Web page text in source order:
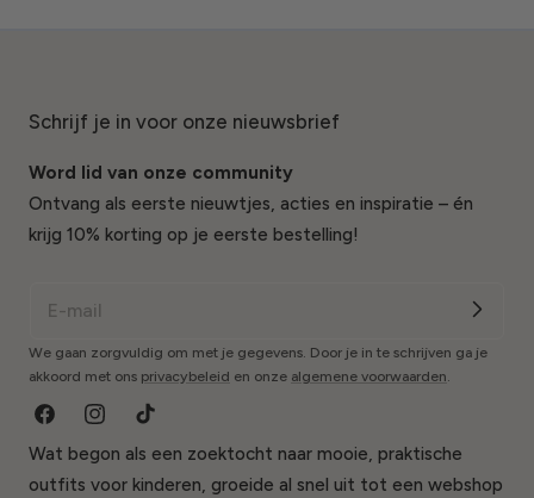
Wat begon als een zoektocht naar mooie, praktische
outfits voor kinderen, groeide al snel uit tot een webshop
Schrijf je in voor onze nieuwsbrief
Word lid van onze community
Ontvang als eerste nieuwtjes, acties en inspiratie – én
krijg 10% korting op je eerste bestelling!
We gaan zorgvuldig om met je gegevens. Door je in te schrijven ga je
akkoord met ons privacybeleid en onze algemene voorwaarden
FacebookInstagramTikTok